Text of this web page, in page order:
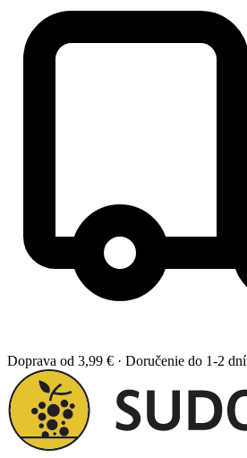
Doprava od 3,99 € · Doručenie do 1-2 dní